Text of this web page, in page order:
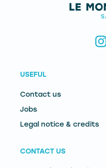
USEFUL
Contact us
Jobs
Legal notice & credits
CONTACT US